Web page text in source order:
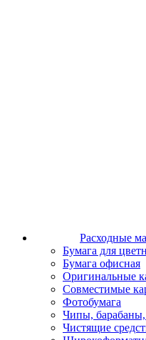
Расходные
Бумага для
Бумага офисная
Оригинальные
Совместимые
Фотобумага
Чипы, барабаны,
Чистящие